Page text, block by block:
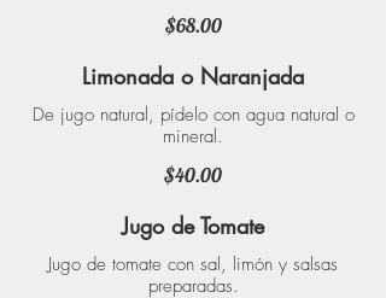
$68.00
Limonada o Naranjada
De jugo natural, pídelo con agua natural o
mineral.
$40.00
Jugo de Tomate
Jugo de tomate con sal, limón y salsas
preparadas.